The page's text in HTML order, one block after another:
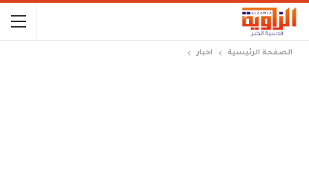
الصفحة الرئيسية اخبار